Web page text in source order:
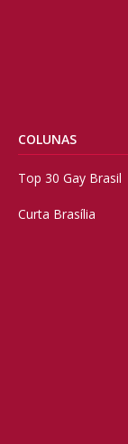
COLUNAS
Top 30 Gay Brasil
Curta Brasília